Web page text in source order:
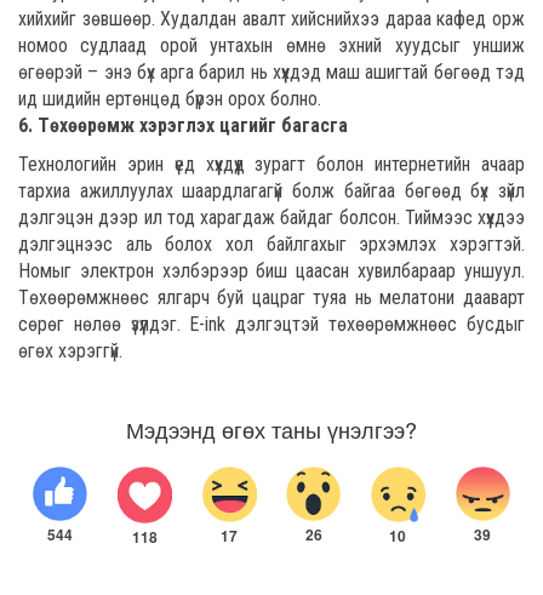
хийхийг зөвшөөр. Худалдан авалт хийснийхээ дараа кафед орж
номоо судлаад орой унтахын өмнө эхний хуудсыг уншиж
өгөөрэй – энэ бүх арга барил нь хүүхдэд маш ашигтай бөгөөд тэд
ид шидийн ертөнцөд бүрэн орох болно.
6. Төхөөрөмж хэрэглэх цагийг багасга
Технологийн эрин үед хүүхдүүд зурагт болон интернетийн ачаар
тархиа ажиллуулах шаардлагагүй болж байгаа бөгөөд бүх зүйл
дэлгэцэн дээр ил тод харагдаж байдаг болсон. Тиймээс хүүхдээ
дэлгэцнээс аль болох хол байлгахыг эрхэмлэх хэрэгтэй.
Номыг электрон хэлбэрээр биш цаасан хувилбараар уншуул.
Төхөөрөмжнөөс ялгарч буй цацраг туяа нь мелатони дааварт
сөрөг нөлөө үзүүлдэг. E-ink дэлгэцтэй төхөөрөмжнөөс бусдыг
өгөх хэрэггүй.
Мэдээнд өгөх таны үнэлгээ?
544 118 17 26 10 39